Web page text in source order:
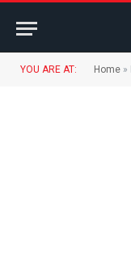
YOU ARE AT: Home »